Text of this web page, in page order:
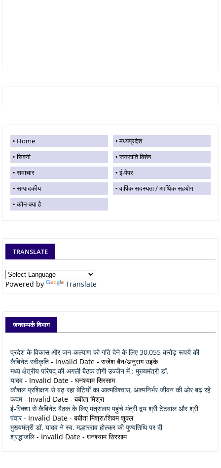
Home
मध्यप्रदेश
सिवनी
जनजाति विशेष
समाचार
ई-पेपर
सम्पादकीय
वार्षिक सदस्यता / आर्थिक सहयोग
कौन-क्या है
TRANSLATE
Powered by Translate
जनसम्पर्क विभाग
प्रदेश के विकास और जन-कल्याण को गति देने के लिए 30,055 करोड़ रूपये की
कैबिनेट स्वीकृति - Invalid Date - राजेश बैन/अनुराग उइके
मध्य क्षेत्रीय परिषद् की अगली बैठक होगी उज्जैन में : मुख्यमंत्री डॉ.
यादव - Invalid Date - घनश्याम सिरसाम
कौशल प्रशिक्षण से बढ़ रहा बेटियों का आत्मविश्वास, आत्मनिर्भर जीवन की ओर बढ़ रहे
कदम- Invalid Date - बबीता मिश्रा
ई-रिक्शा से कैबिनेट बैठक के लिए मंत्रालय पहुंचे मंत्री द्वय श्री टेटवाल और श्री
पंवार- Invalid Date - बबीता मिश्रा/शिवम शुक्ल
मुख्यमंत्री डॉ. यादव ने स्व. मल्हारराव होल्कर की पुण्यतिथि पर दी
श्रद्धांजलि- Invalid Date - घनश्याम सिरसाम